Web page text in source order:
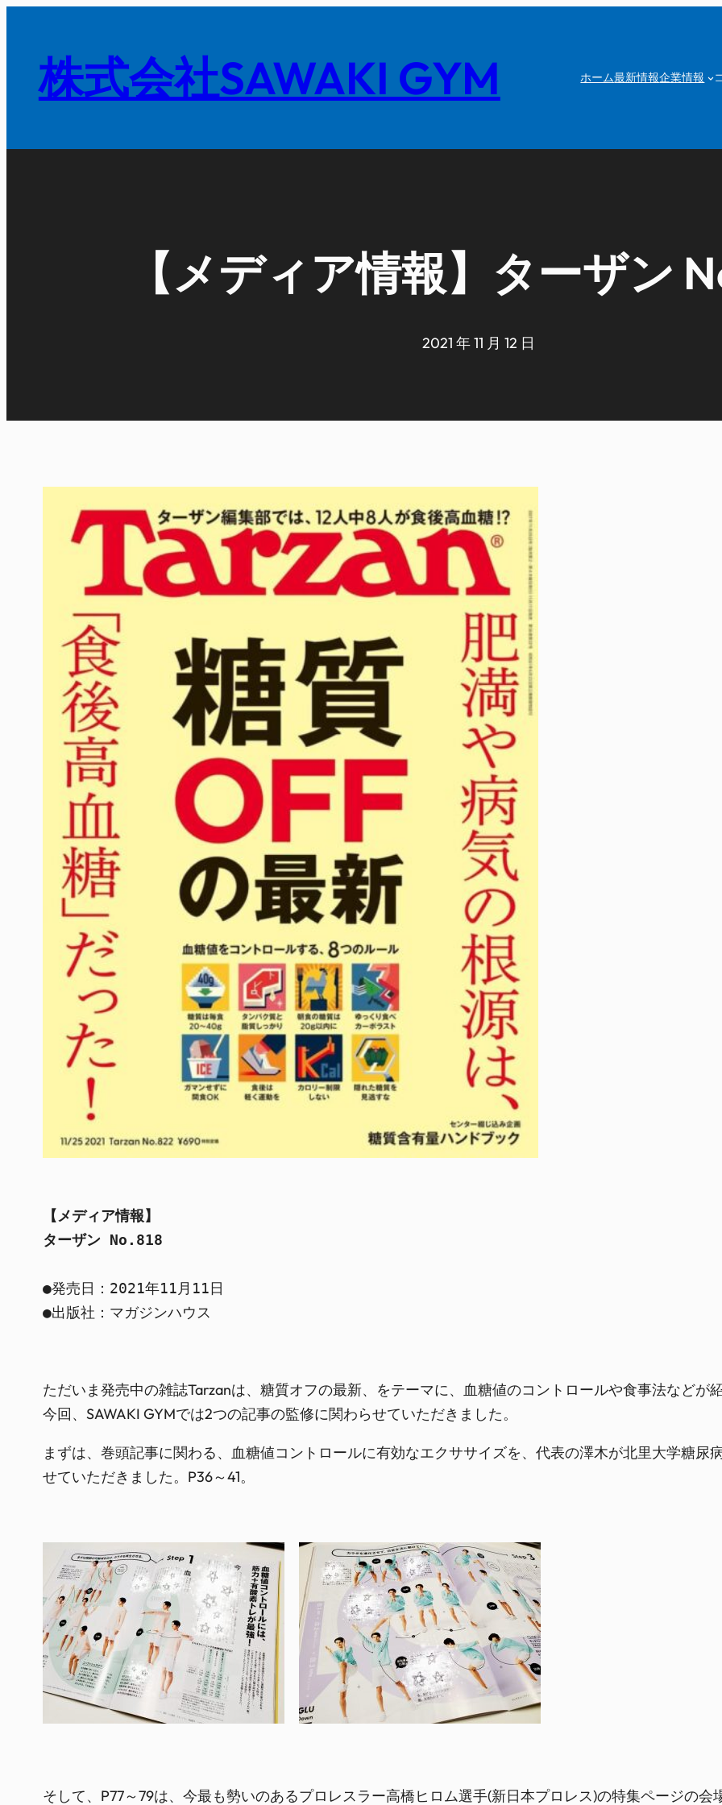
株式会社SAWAKI GYM ホーム最新情報企業情報
【メディア情報】ターザン
2021 年 11 月 12 日
【メディア情報】
ターザン No.818
●発売日：2021年11月11日
●出版社：マガジンハウス
ただいま発売中の雑誌Tarzanは、糖質オフの最新、をテーマに、血糖値のコントロールや食事法などが
今回、SAWAKI GYMでは2つの記事の監修に関わらせていただきました。
まずは、巻頭記事に関わる、血糖値コントロールに有効なエクササイズを、代表の澤木が北里大学糖尿
せていただきました。P36～41。
そして、P77～79は、今最も勢いのあるプロレスラー高橋ヒロム選手(新日本プロレス)の特集ページの